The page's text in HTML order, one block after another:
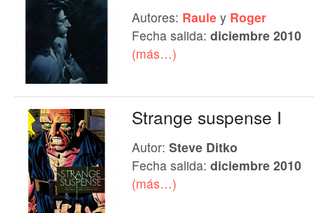
Autores: Raule y Roger
Fecha salida: diciembre 2010
(más…)
Strange suspense I
Autor: Steve Ditko
Fecha salida: diciembre 2010
(más…)